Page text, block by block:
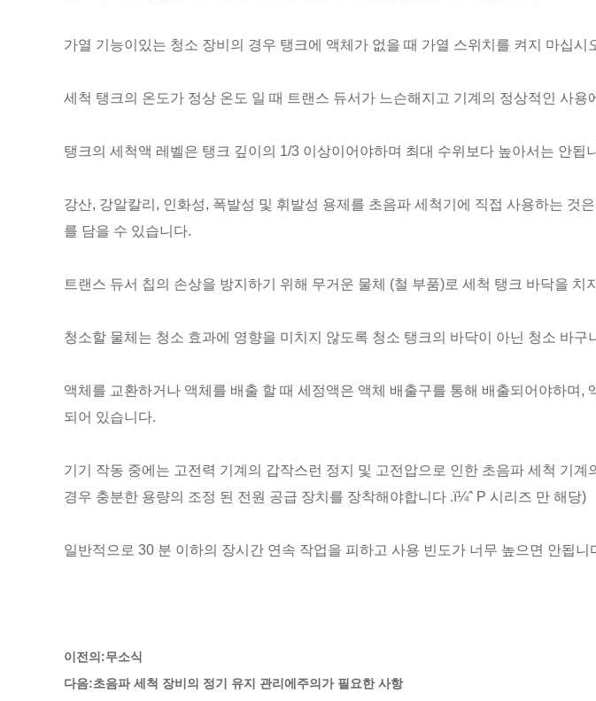
가열 기능이있는 청소 장비의 경우 탱크에 액체가 없을 때 가열 스위치를 켜지 마십시
세척 탱크의 온도가 정상 온도 일 때 트랜스 듀서가 느슨해지고 기계의 정상적인 사
탱크의 세척액 레벨은 탱크 깊이의 1/3 이상이어야하며 최대 수위보다 높아서는 안됩
강산, 강알칼리, 인화성, 폭발성 및 휘발성 용제를 초음파 세척기에 직접 사용하는 것
를 담을 수 있습니다.
트랜스 듀서 칩의 손상을 방지하기 위해 무거운 물체 (철 부품)로 세척 탱크 바닥을 치
청소할 물체는 청소 효과에 영향을 미치지 않도록 청소 탱크의 바닥이 아닌 청소 바구
액체를 교환하거나 액체를 배출 할 때 세정액은 액체 배출구를 통해 배출되어야하며
되어 있습니다.
기기 작동 중에는 고전력 기계의 갑작스런 정지 및 고전압으로 인한 초음파 세척 기
경우 충분한 용량의 조정 된 전원 공급 장치를 장착해야합니다 .ï¼ˆ P 시리즈 만 해당)
일반적으로 30 분 이하의 장시간 연속 작업을 피하고 사용 빈도가 너무 높으면 안됩니
이전의:무소식
다음:초음파 세척 장비의 정기 유지 관리에주의가 필요한 사항